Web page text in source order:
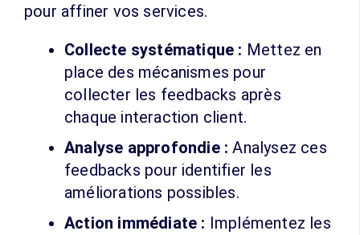
pour affiner vos services.
Collecte systématique : Mettez en
place des mécanismes pour
collecter les feedbacks après
chaque interaction client.
Analyse approfondie : Analysez ces
feedbacks pour identifier les
améliorations possibles.
Action immédiate : Implémentez les